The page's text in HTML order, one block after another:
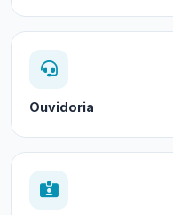
Ouvidoria